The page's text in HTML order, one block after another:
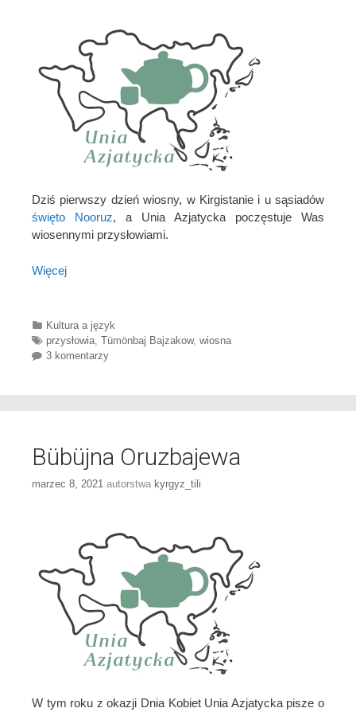
Dziś pierwszy dzień wiosny, w Kirgistanie i u sąsiadów
święto Nooruz, a Unia Azjatycka poczęstuje Was
wiosennymi przysłowiami.
Więcej
Categories
Kultura a język
Tags
przysłowia Tümӧnbaj Bajzakow, wiosna
3 komentarzy
Bübüjna Oruzbajewa
marzec 8, 2021 autorstwa kyrgyz_tili
W tym roku z okazji Dnia Kobiet Unia Azjatycka pisze o